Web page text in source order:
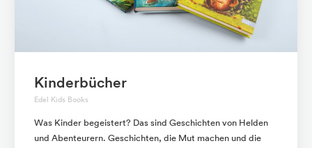
Kinderbücher
Edel Kids Books
Was Kinder begeistert? Das sind Geschichten von Helden
und Abenteurern. Geschichten, die Mut machen und die